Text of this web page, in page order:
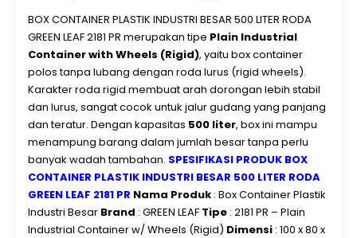
BOX CONTAINER PLASTIK INDUSTRI BESAR 500 LITER RODA
GREEN LEAF 2181 PR merupakan tipe Plain Industrial
Container with Wheels (Rigid), yaitu box container
polos tanpa lubang dengan roda lurus (rigid wheels).
Karakter roda rigid membuat arah dorongan lebih stabil
dan lurus, sangat cocok untuk jalur gudang yang panjang
dan teratur. Dengan kapasitas 500 liter, box ini mampu
menampung barang dalam jumlah besar tanpa perlu
banyak wadah tambahan. SPESIFIKASI PRODUK BOX
CONTAINER PLASTIK INDUSTRI BESAR 500 LITER RODA
GREEN LEAF 2181 PR Nama Produk: Box Container Plastik
Industri Besar Brand : GREEN LEAF Tipe: 2181 PR – Plain
Industrial Container w/ Wheels (Rigid) Dimensi: 100 x 80 x